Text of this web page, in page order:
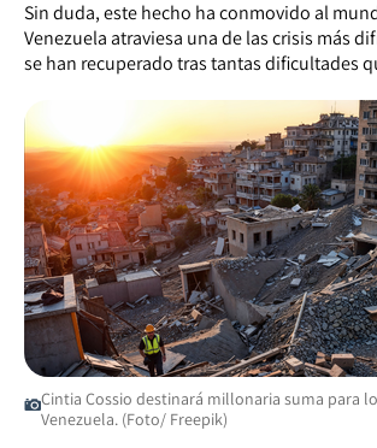
Sin duda, este hecho ha conmovido al
Venezuela atraviesa una de las crisis más
se han recuperado tras tantas dificultades
Cintia Cossio destinará millonaria suma para
Venezuela. (Foto/ Freepik)